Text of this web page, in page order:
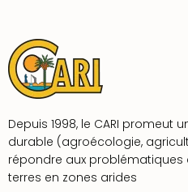
Depuis 1998, le CARI promeut
durable (agroécologie,
répondre aux
terres en zones arides